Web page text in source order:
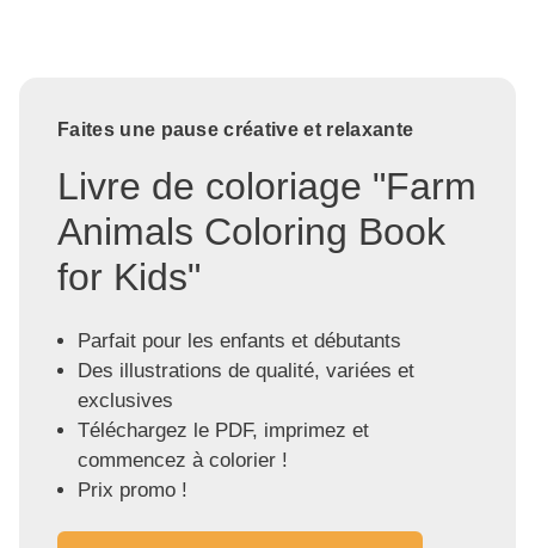
Faites une pause créative et relaxante
Livre de coloriage "Farm
Animals Coloring Book
for Kids"
Parfait pour les enfants et débutants
Des illustrations de qualité, variées et
exclusives
Téléchargez le PDF, imprimez et
commencez à colorier !
Prix promo !